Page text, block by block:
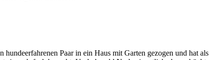
Paar in ein Haus mit Garten gezogen und hat